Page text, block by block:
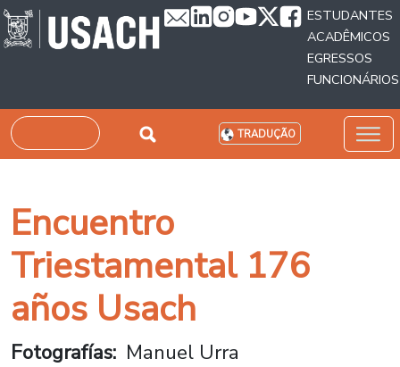
Passar para o conteúdo principal
ESTUDANTES
ACADÊMICOS
EGRESSOS
FUNCIONÁRIOS
Pesquisar TRADUÇÃO
Encuentro
Triestamental 176
años Usach
Fotografías Manuel Urra